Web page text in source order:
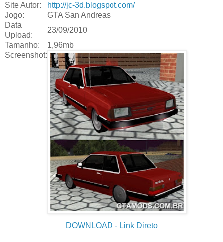
Site Autor:
http://jc-3d.blogspot.com/
Jogo:
GTA San Andreas
Data
Upload:
23/09/2010
Tamanho:
1,96mb
Screenshot:
DOWNLOAD - Link Direto